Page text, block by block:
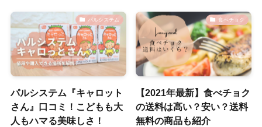
パルシステム
パルシステム『キャロット
さん』口コミ！こどもも大
人もハマる美味しさ！
食べチョク
【2021年最新】食べチョク
の送料は高い？安い？送料
無料の商品も紹介